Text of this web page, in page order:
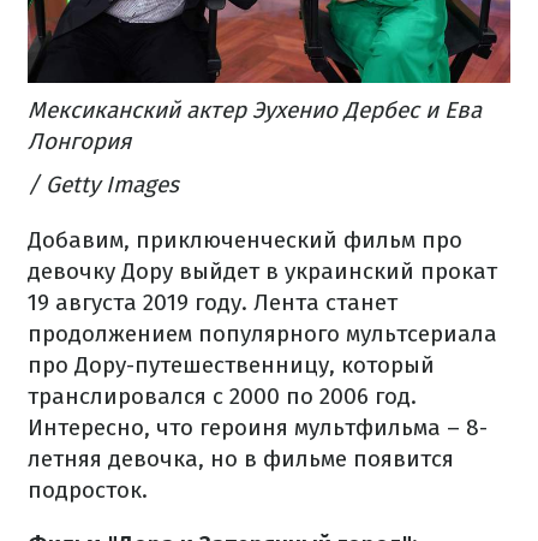
Мексиканский актер Эухенио Дербес и Ева
Лонгория
/ Getty Images
Добавим, приключенческий фильм про
девочку Дору выйдет в украинский прокат
19 августа 2019 году. Лента станет
продолжением популярного мультсериала
про Дору-путешественницу, который
транслировался с 2000 по 2006 год.
Интересно, что героиня мультфильма – 8-
летняя девочка, но в фильме появится
подросток.